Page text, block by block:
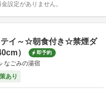
設定がありません。
テイ～☆朝食付き☆禁煙ダ
）
即予約
なごみの湯宿
あり